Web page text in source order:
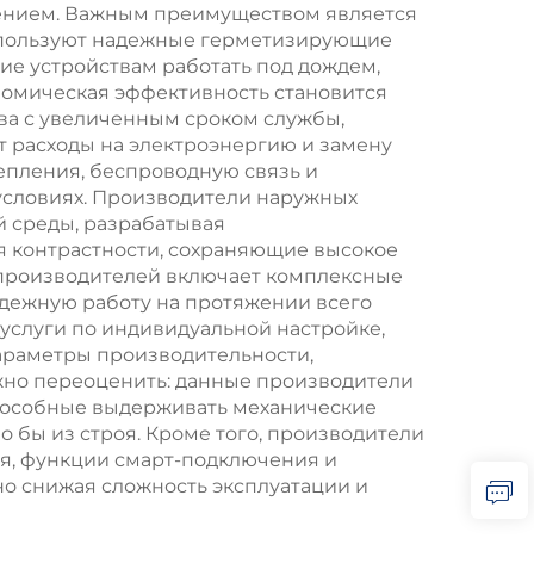
Важным преимуществом является
надежные герметизирующие
устройствам работать под дождем,
эффективность становится
с увеличенным сроком службы,
на электроэнергию и замену
беспроводную связь и
Производители наружных
разрабатывая
сохраняющие высокое
включает комплексные
работу на протяжении всего
по индивидуальной настройке,
производительности,
переоценить: данные производители
выдерживать механические
из строя. Кроме того, производители
функции смарт-подключения и
снижая сложность эксплуатации и